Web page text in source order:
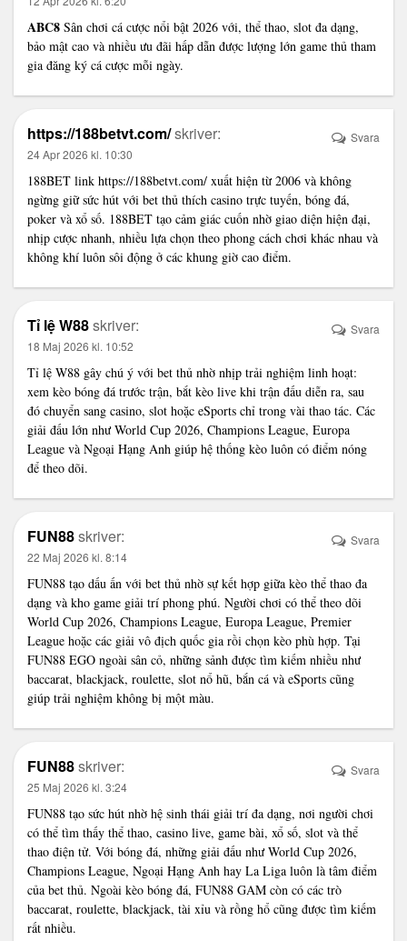
ABC8 Sân chơi cá cược nổi bật 2026 với, thể thao, slot đa dạng,
bảo mật cao và nhiều ưu đãi hấp dẫn được lượng lớn game thủ tham
gia đăng ký cá cược mỗi ngày.
https://188betvt.com/skriver:
24 Apr 2026 kl. 10:30
188BET link https://188betvt.com/ xuất hiện từ 2006 và không
ngừng giữ sức hút với bet thủ thích casino trực tuyến, bóng đá,
poker và xổ số. 188BET tạo cảm giác cuốn nhờ giao diện hiện đại,
nhịp cược nhanh, nhiều lựa chọn theo phong cách chơi khác nhau và
không khí luôn sôi động ở các khung giờ cao điểm.
Svara
Tỉ lệ W88skriver:
18 Maj 2026 kl. 10:52
Tỉ lệ W88 gây chú ý với bet thủ nhờ nhịp trải nghiệm linh hoạt:
xem kèo bóng đá trước trận, bắt kèo live khi trận đấu diễn ra, sau
đó chuyển sang casino, slot hoặc eSports chỉ trong vài thao tác. Các
giải đấu lớn như World Cup 2026, Champions League, Europa
League và Ngoại Hạng Anh giúp hệ thống kèo luôn có điểm nóng
để theo dõi.
Svara
FUN88skriver:
22 Maj 2026 kl. 8:14
FUN88 tạo dấu ấn với bet thủ nhờ sự kết hợp giữa kèo thể thao đa
dạng và kho game giải trí phong phú. Người chơi có thể theo dõi
World Cup 2026, Champions League, Europa League, Premier
League hoặc các giải vô địch quốc gia rồi chọn kèo phù hợp. Tại
FUN88 EGO ngoài sân cỏ, những sảnh được tìm kiếm nhiều như
baccarat, blackjack, roulette, slot nổ hũ, bắn cá và eSports cũng
giúp trải nghiệm không bị một màu.
Svara
FUN88skriver:
25 Maj 2026 kl. 3:24
FUN88 tạo sức hút nhờ hệ sinh thái giải trí đa dạng, nơi người chơi
có thể tìm thấy thể thao, casino live, game bài, xổ số, slot và thể
thao điện tử. Với bóng đá, những giải đấu như World Cup 2026,
Champions League, Ngoại Hạng Anh hay La Liga luôn là tâm điểm
của bet thủ. Ngoài kèo bóng đá, FUN88 GAM còn có các trò
baccarat, roulette, blackjack, tài xỉu và rồng hổ cũng được tìm kiếm
rất nhiều.
Svara